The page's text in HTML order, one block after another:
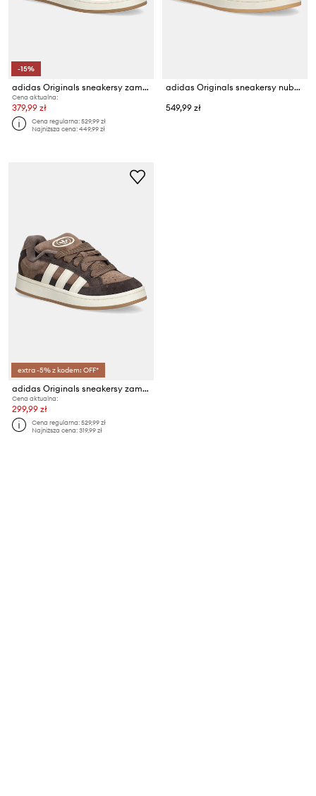
-15%
adidas Originals sneakersy zamszowe Campus 00S Beta
Cena aktualna:
379,99 zł
Cena regularna:529,99 zł
Najniższa cena:449,99 zł
adidas Originals sneakersy nubukowe Campus 00S Beta W
549,99 zł
extra -5% z kodem: OFF*
adidas Originals sneakersy zamszowe Campus 00S Beta
Cena aktualna:
299,99 zł
Cena regularna:529,99 zł
Najniższa cena:319,99 zł